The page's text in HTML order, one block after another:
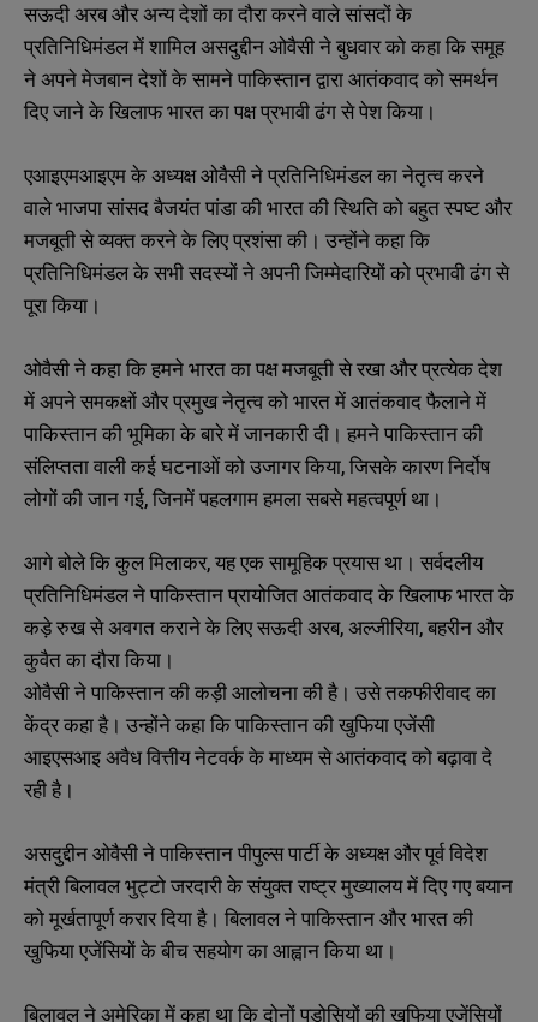
सऊदी अरब और अन्य देशों का दौरा करने वाले सांसदों के
प्रतिनिधिमंडल में शामिल असदुद्दीन ओवैसी ने बुधवार को कहा कि समूह
ने अपने मेजबान देशों के सामने पाकिस्तान द्वारा आतंकवाद को समर्थन
दिए जाने के खिलाफ भारत का पक्ष प्रभावी ढंग से पेश किया।
एआइएमआइएम के अध्यक्ष ओवैसी ने प्रतिनिधिमंडल का नेतृत्व करने
वाले भाजपा सांसद बैजयंत पांडा की भारत की स्थिति को बहुत स्पष्ट और
मजबूती से व्यक्त करने के लिए प्रशंसा की। उन्होंने कहा कि
प्रतिनिधिमंडल के सभी सदस्यों ने अपनी जिम्मेदारियों को प्रभावी ढंग से
पूरा किया।
ओवैसी ने कहा कि हमने भारत का पक्ष मजबूती से रखा और प्रत्येक देश
में अपने समकक्षों और प्रमुख नेतृत्व को भारत में आतंकवाद फैलाने में
पाकिस्तान की भूमिका के बारे में जानकारी दी। हमने पाकिस्तान की
संलिप्तता वाली कई घटनाओं को उजागर किया, जिसके कारण निर्दोष
लोगों की जान गई, जिनमें पहलगाम हमला सबसे महत्वपूर्ण था।
आगे बोले कि कुल मिलाकर, यह एक सामूहिक प्रयास था। सर्वदलीय
प्रतिनिधिमंडल ने पाकिस्तान प्रायोजित आतंकवाद के खिलाफ भारत के
कड़े रुख से अवगत कराने के लिए सऊदी अरब, अल्जीरिया, बहरीन और
कुवैत का दौरा किया।
ओवैसी ने पाकिस्तान की कड़ी आलोचना की है। उसे तकफीरीवाद का
केंद्र कहा है। उन्होंने कहा कि पाकिस्तान की खुफिया एजेंसी
आइएसआइ अवैध वित्तीय नेटवर्क के माध्यम से आतंकवाद को बढ़ावा दे
रही है।
असदुद्दीन ओवैसी ने पाकिस्तान पीपुल्स पार्टी के अध्यक्ष और पूर्व विदेश
मंत्री बिलावल भुट्टो जरदारी के संयुक्त राष्ट्र मुख्यालय में दिए गए बयान
को मूर्खतापूर्ण करार दिया है। बिलावल ने पाकिस्तान और भारत की
खुफिया एजेंसियों के बीच सहयोग का आह्वान किया था।
बिलावल ने अमेरिका में कहा था कि दोनों पड़ोसियों की खुफिया एजेंसियों